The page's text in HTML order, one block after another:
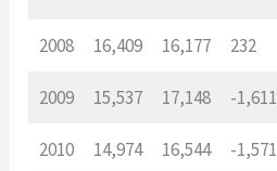
2008 16,409 16,177 232
2009 15,537 17,148 -1,611
2010 14,974 16,544 -1,571